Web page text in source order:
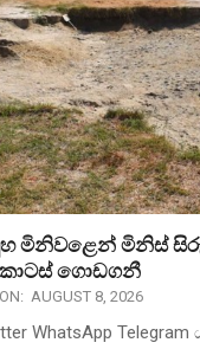
මිනිවළෙන් මිනිස්
ගොඩගනී
ON: AUGUST 8, 2026
WhatsApp